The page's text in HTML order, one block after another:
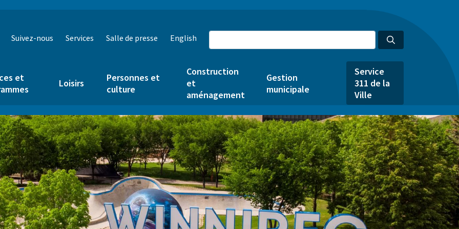
Suivez-nous Services Salle de presse English
et
Loisirs
Personnes et
culture
Construction
et
aménagement
Gestion
municipale
Service
311 de la
Ville